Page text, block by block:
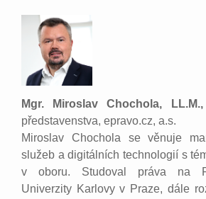
Mgr. Miroslav Chochola,
představenstva, epravo.cz, a.s.
Miroslav Chochola se věnuje
služeb a digitálních technologií s
v oboru. Studoval práva na
Univerzity Karlovy v Praze, dále